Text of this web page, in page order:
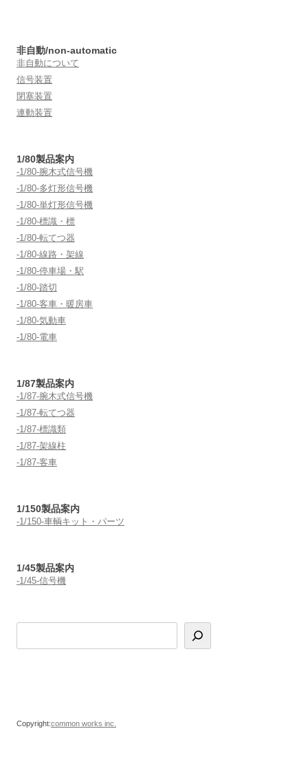
非自動/non-automatic
非自動について
信号装置
閉塞装置
連動装置
1/80製品案内
-1/80-腕木式信号機
-1/80-多灯形信号機
-1/80-単灯形信号機
-1/80-標識・標
-1/80-転てつ器
-1/80-線路・架線
-1/80-停車場・駅
-1/80-踏切
-1/80-客車・暖房車
-1/80-気動車
-1/80-電車
1/87製品案内
-1/87-腕木式信号機
-1/87-転てつ器
-1/87-標識類
-1/87-架線柱
-1/87-客車
1/150製品案内
-1/150-車輌キット・パーツ
1/45製品案内
-1/45-信号機
Copyright:common works inc.